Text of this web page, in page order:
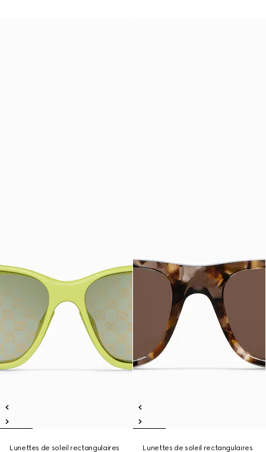
Lunettes de soleil rectangulaires
Lunettes de soleil rectangulaires